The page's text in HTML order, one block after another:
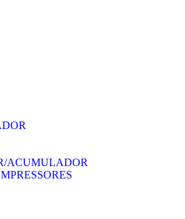
ACUMULADOR